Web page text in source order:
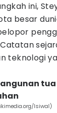
ini,
besar
teknologi
Isiwal)